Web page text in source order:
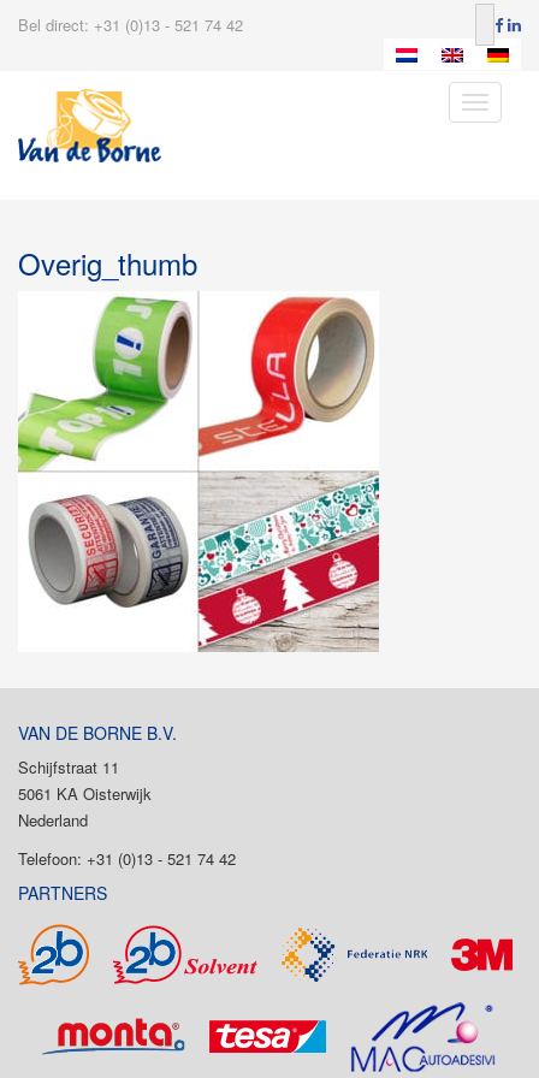
Bel direct: +31 (0)13 - 521 74 42
Toggle
Overig_thumb
VAN DE BORNE B.V.
Schijfstraat 11
5061 KA Oisterwijk
Nederland
Telefoon: +31 (0)13 - 521 74 42
PARTNERS